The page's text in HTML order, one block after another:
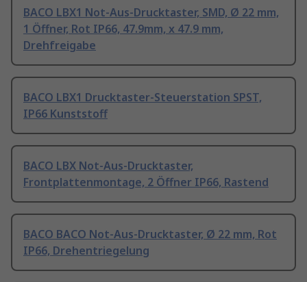
BACO LBX1 Not-Aus-Drucktaster, SMD, Ø 22 mm,
1 Öffner, Rot IP66, 47.9mm, x 47.9 mm,
Drehfreigabe
BACO LBX1 Drucktaster-Steuerstation SPST,
IP66 Kunststoff
BACO LBX Not-Aus-Drucktaster,
Frontplattenmontage, 2 Öffner IP66, Rastend
BACO BACO Not-Aus-Drucktaster, Ø 22 mm, Rot
IP66, Drehentriegelung